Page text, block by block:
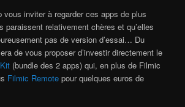
vous inviter à regarder ces apps de plus
paraissent relativement chères et qu’elles
pas de version d’essai… Du
de vous proposer d’investir directement le
(bundle des 2 apps) qui, en plus de Filmic
Filmic Remote pour quelques euros de